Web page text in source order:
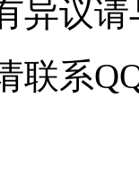
异议
联系